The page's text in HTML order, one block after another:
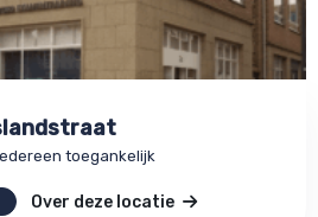
toegankelijk
Over deze locatie